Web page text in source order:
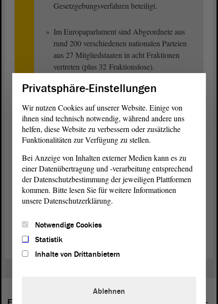
Gesetzgebungsverfahren beteiligt.
Im Europaparlament sind Abgeordnete aus
rund 200 verschiedenen nationalen Parteien
aus 27 Mitgliedstaaten in acht Fraktionen
vertreten (plus 32 Fraktionslose).
Die Sitze der acht Fraktionen sind wie folgt
verteilt: Europäische Volkspartei (188 Sitze),
Progressive Allianz der Sozialdemokraten
(136), Patrioten für Europa (84), Europäische
Konservative und Reformer (78), Renew
Allianz (53), Die Linke (46) und Europa der
souveränen Nationen (25).
Europäisches Parlament
Privatsphäre-Einstellungen
Wir nutzen Cookies auf unserer Website. Einige von
ihnen sind technisch notwendig, während andere uns
helfen, diese Website zu verbessern oder zusätzliche
Funktionalitäten zur Verfügung zu stellen.
Bei Anzeige von Inhalten externer Medien kann es zu
einer Datenübertragung und -verarbeitung entsprechend
der Datenschutzbestimmung der jeweiligen Plattformen
kommen. Bitte lesen Sie für weitere Informationen
unsere Datenschutzerklärung.
Notwendige Cookies
Statistik
Inhalte von Drittanbietern
Ablehnen